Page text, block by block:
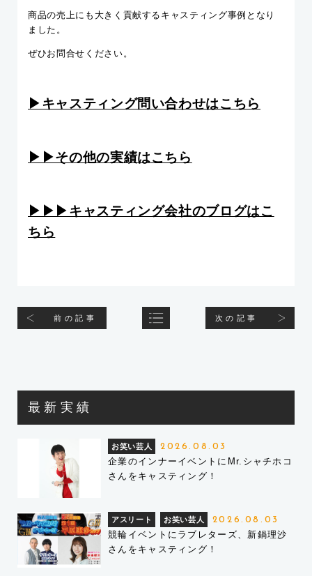
商品の売上にも大きく貢献するキャスティング事例となり
ました。
ぜひお問合せください。
▶︎キャスティング問い合わせはこちら
▶︎▶︎その他の実績はこちら
▶︎▶︎▶︎キャスティング会社のブログはこ
ちら
前の記事 次の記事
最新実績
お笑い芸人 2026.08.03
企業のインナーイベントにMr.シャチホコ
さんをキャスティング！
アスリート お笑い芸人 2026.08.03
競輪イベントにラブレターズ、新鍋理沙
さんをキャスティング！